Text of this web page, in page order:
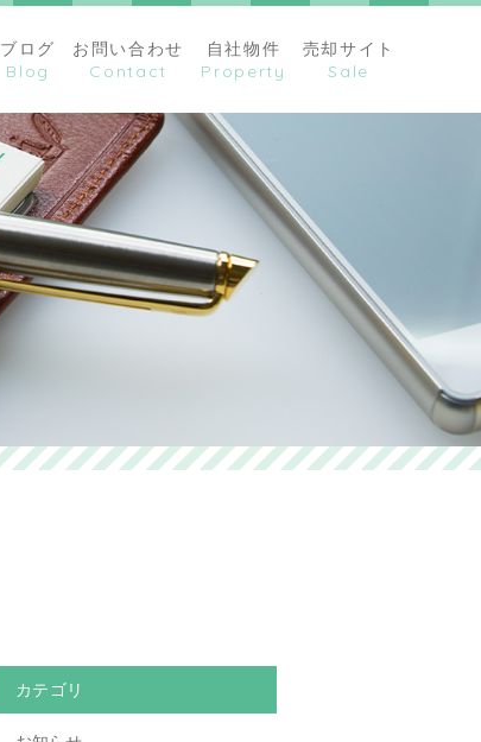
ブログ お問い合わせ 自社物件 売却サイト
カテゴリ